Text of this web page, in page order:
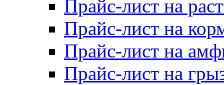
Прайс-лист на
Прайс-лист на
Прайс-лист на
Прайс-лист на